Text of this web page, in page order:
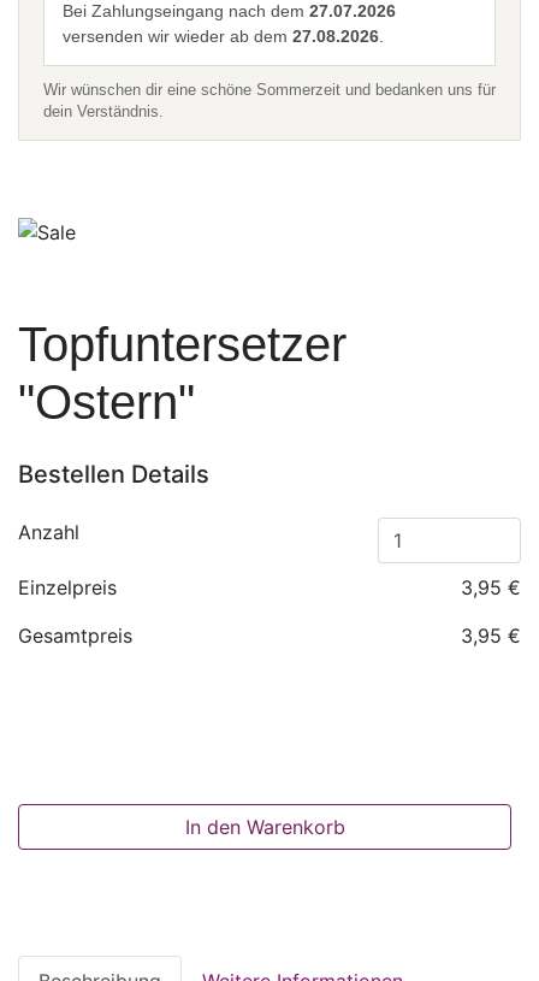
Bei Zahlungseingang nach dem 27.07.2026
versenden wir wieder ab dem 27.08.2026
Wir wünschen dir eine schöne Sommerzeit und bedanken uns für
dein Verständnis.
Topfuntersetzer
"Ostern"
Bestellen Details
Anzahl
Einzelpreis
3,95 €
Gesamtpreis
3,95 €
In den Warenkorb